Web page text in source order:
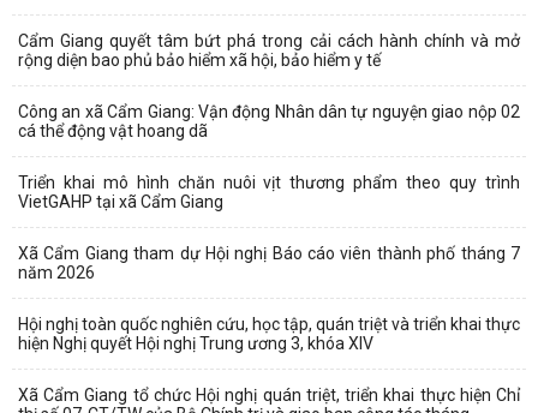
Cẩm Giang quyết tâm bứt phá trong cải cách hành chính và mở
rộng diện bao phủ bảo hiểm xã hội, bảo hiểm y tế
Công an xã Cẩm Giang: Vận động Nhân dân tự nguyện giao nộp 02
cá thể động vật hoang dã
Triển khai mô hình chăn nuôi vịt thương phẩm theo quy trình
VietGAHP tại xã Cẩm Giang
Xã Cẩm Giang tham dự Hội nghị Báo cáo viên thành phố tháng 7
năm 2026
Hội nghị toàn quốc nghiên cứu, học tập, quán triệt và triển khai thực
hiện Nghị quyết Hội nghị Trung ương 3, khóa XIV
Xã Cẩm Giang tổ chức Hội nghị quán triệt, triển khai thực hiện Chỉ